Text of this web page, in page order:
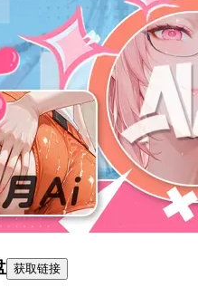
获取链接